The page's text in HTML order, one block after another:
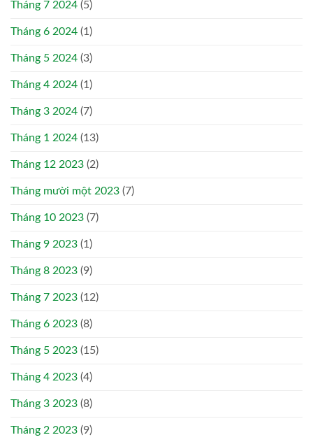
Tháng 7 2024 (5)
Tháng 6 2024 (1)
Tháng 5 2024 (3)
Tháng 4 2024 (1)
Tháng 3 2024 (7)
Tháng 1 2024 (13)
Tháng 12 2023 (2)
Tháng mười một 2023 (7)
Tháng 10 2023 (7)
Tháng 9 2023 (1)
Tháng 8 2023 (9)
Tháng 7 2023 (12)
Tháng 6 2023 (8)
Tháng 5 2023 (15)
Tháng 4 2023 (4)
Tháng 3 2023 (8)
Tháng 2 2023 (9)